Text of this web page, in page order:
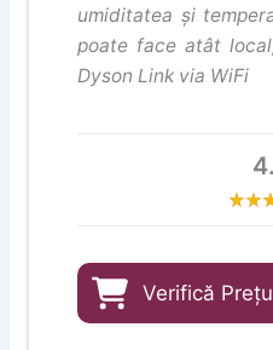
umiditatea și
poate face atât
Dyson Link via WiFi
Verifică